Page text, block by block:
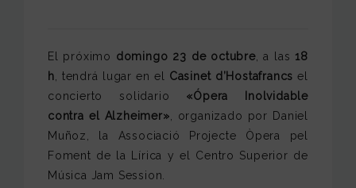
El próximo domingo 23 de octubre, a las 18
h , tendrá lugar en el Casinet d’Hostafrancs el
concierto solidario «Ópera Inolvidable
contra el Alzheimer» , organizado por Daniel
Muñoz, la Associació Projecte Òpera pel
Foment de la Lírica y el Centro Superior de
Música Jam Session.